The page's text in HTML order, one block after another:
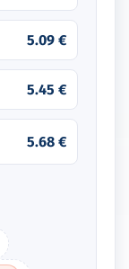
5.09 €
5.45 €
5.68 €